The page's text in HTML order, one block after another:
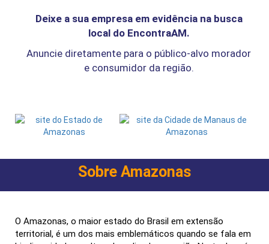
Deixe a sua empresa em evidência na busca
local do EncontraAM.
Anuncie diretamente para o público-alvo morador
e consumidor da região.
Sobre Amazonas
O Amazonas, o maior estado do Brasil em extensão
territorial, é um dos mais emblemáticos quando se fala em